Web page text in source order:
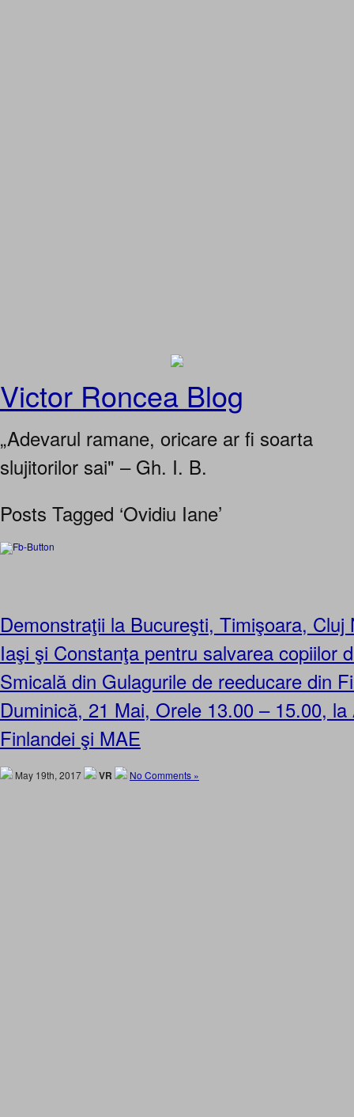
Victor Roncea Blog
„Adevarul ramane, oricare ar fi soarta
slujitorilor sai" – Gh. I. B.
Posts Tagged ‘Ovidiu Iane’
Demonstraţii la Bucureşti, Timişoara, Cluj
Iaşi şi Constanţa pentru salvarea copiilor
Smicală din Gulagurile de reeducare din
Duminică, 21 Mai, Orele 13.00 – 15.00,
Finlandei şi MAE
May 19th, 2017 VR No Comments »